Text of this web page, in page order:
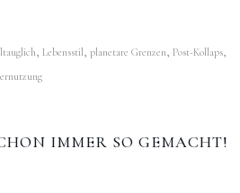
, Lebensstil , planetare Grenzen, Post-Kollaps,
IMMER SO GEMACHT!